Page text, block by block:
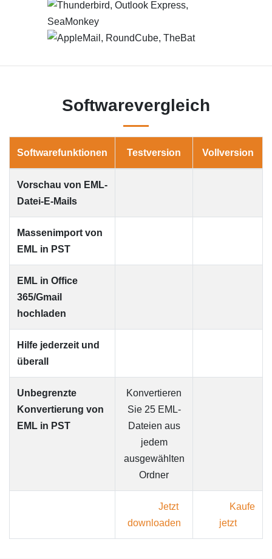
Softwarevergleich
Softwarefunktionen Testversion Vollversion
Vorschau von EML-
Datei-E-Mails
Massenimport von
EML in PST
EML in Office
365/Gmail
hochladen
Hilfe jederzeit und
überall
Unbegrenzte
Konvertierung von
EML in PST
Konvertieren
Sie 25 EML-
Dateien aus
jedem
ausgewählten
Ordner
Jetzt
downloaden
Kaufe
jetzt